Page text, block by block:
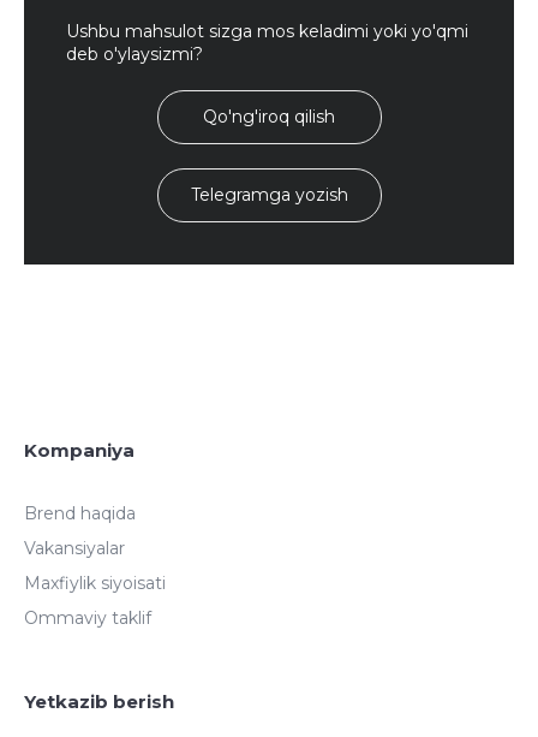
Ushbu mahsulot sizga mos keladimi yoki yo'qmi
deb o'ylaysizmi?
Qo'ng'iroq qilish
Telegramga yozish
Kompaniya
Brend haqida
Vakansiyalar
Maxfiylik siyoisati
Ommaviy taklif
Yetkazib berish